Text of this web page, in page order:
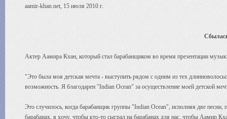
aamir-khan.net, 15 июля 2010 г.
Актер Аамира Кхан, который стал барабанщиком во время презентации
"Это была моя детская мечта - выступить рядом с одним из тех
возможность. Я благодарен "Indian Ocean" за осуществление моей детской
Это случилось, когда барабанщик группы "Indian Ocean", исполняя две
барабанах, я хочу, чтобы кто-то сыграл на барабанах для нас, чтобы Аамир